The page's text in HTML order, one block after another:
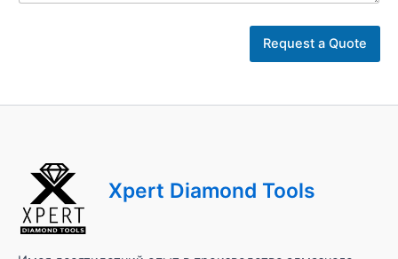
с
о
с
Request a Quote
Xpert Diamond Tools